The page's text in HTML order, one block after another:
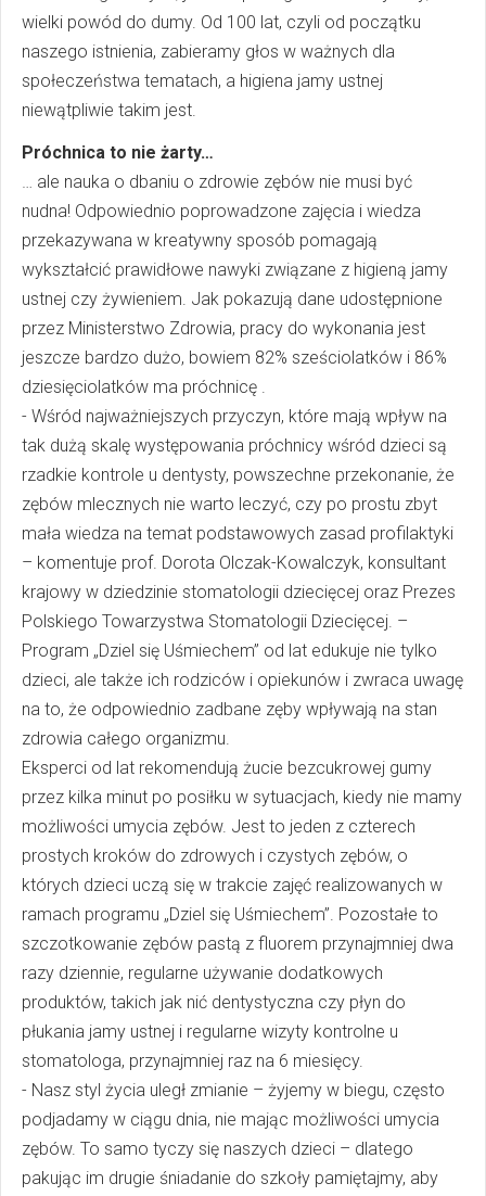
wielki powód do dumy. Od 100 lat, czyli od początku
naszego istnienia, zabieramy głos w ważnych dla
społeczeństwa tematach, a higiena jamy ustnej
niewątpliwie takim jest.
Próchnica to nie żarty…
… ale nauka o dbaniu o zdrowie zębów nie musi być
nudna! Odpowiednio poprowadzone zajęcia i wiedza
przekazywana w kreatywny sposób pomagają
wykształcić prawidłowe nawyki związane z higieną jamy
ustnej czy żywieniem. Jak pokazują dane udostępnione
przez Ministerstwo Zdrowia, pracy do wykonania jest
jeszcze bardzo dużo, bowiem 82% sześciolatków i 86%
dziesięciolatków ma próchnicę .
- Wśród najważniejszych przyczyn, które mają wpływ na
tak dużą skalę występowania próchnicy wśród dzieci są
rzadkie kontrole u dentysty, powszechne przekonanie, że
zębów mlecznych nie warto leczyć, czy po prostu zbyt
mała wiedza na temat podstawowych zasad profilaktyki
– komentuje prof. Dorota Olczak-Kowalczyk, konsultant
krajowy w dziedzinie stomatologii dziecięcej oraz Prezes
Polskiego Towarzystwa Stomatologii Dziecięcej. –
Program „Dziel się Uśmiechem” od lat edukuje nie tylko
dzieci, ale także ich rodziców i opiekunów i zwraca uwagę
na to, że odpowiednio zadbane zęby wpływają na stan
zdrowia całego organizmu.
Eksperci od lat rekomendują żucie bezcukrowej gumy
przez kilka minut po posiłku w sytuacjach, kiedy nie mamy
możliwości umycia zębów. Jest to jeden z czterech
prostych kroków do zdrowych i czystych zębów, o
których dzieci uczą się w trakcie zajęć realizowanych w
ramach programu „Dziel się Uśmiechem”. Pozostałe to
szczotkowanie zębów pastą z fluorem przynajmniej dwa
razy dziennie, regularne używanie dodatkowych
produktów, takich jak nić dentystyczna czy płyn do
płukania jamy ustnej i regularne wizyty kontrolne u
stomatologa, przynajmniej raz na 6 miesięcy.
- Nasz styl życia uległ zmianie – żyjemy w biegu, często
podjadamy w ciągu dnia, nie mając możliwości umycia
zębów. To samo tyczy się naszych dzieci – dlatego
pakując im drugie śniadanie do szkoły pamiętajmy, aby